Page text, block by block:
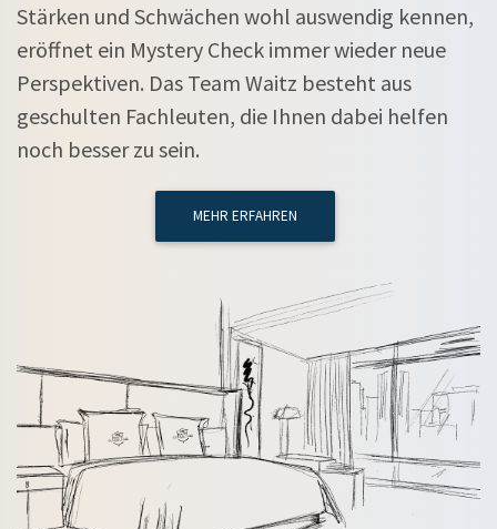
Stärken und Schwächen wohl auswendig kennen,
eröffnet ein Mystery Check immer wieder neue
Perspektiven. Das Team Waitz besteht aus
geschulten Fachleuten, die Ihnen dabei helfen
noch besser zu sein.
MEHR ERFAHREN